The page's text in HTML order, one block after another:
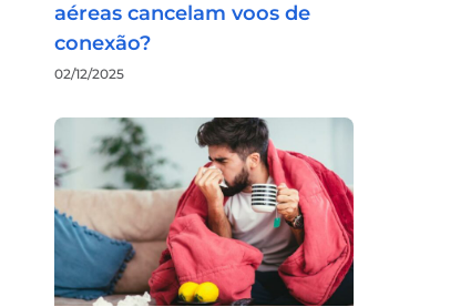
aéreas cancelam voos de
conexão?
02/12/2025